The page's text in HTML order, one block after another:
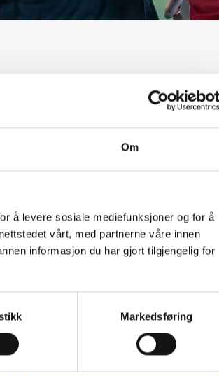
Om
å levere sosiale mediefunksjoner og for å
vårt, med partnerne våre innen
informasjon du har gjort tilgjengelig for
Markedsføring
og helg etter ein oppsett arbeidsplan.